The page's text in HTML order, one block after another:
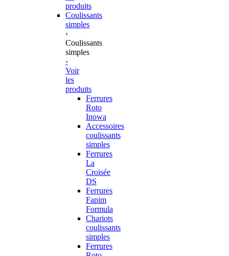
produits
Coulissants
simples
‹
Coulissants
simples
›
Voir
les
produits
Ferrures
Roto
Inowa
Accessoires
coulissants
simples
Ferrures
La
Croisée
DS
Ferrures
Fapim
Formula
Chariots
coulissants
simples
Ferrures